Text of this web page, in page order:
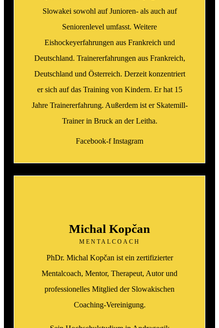
Slowakei sowohl auf Junioren- als auch auf
Seniorenlevel umfasst. Weitere
Eishockeyerfahrungen aus Frankreich und
Deutschland. Trainererfahrungen aus Frankreich,
Deutschland und Österreich. Derzeit konzentriert
er sich auf das Training von Kindern. Er hat 15
Jahre Trainererfahrung. Außerdem ist er Skatemill-
Trainer in Bruck an der Leitha.
Facebook-f Instagram
Michal Kopčan
MENTALCOACH
PhDr. Michal Kopčan ist ein zertifizierter
Mentalcoach, Mentor, Therapeut, Autor und
professionelles Mitglied der Slowakischen
Coaching-Vereinigung.